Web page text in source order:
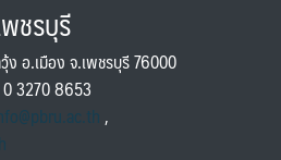
ชรบุรี
อ.เมือง จ.เพชรบุรี 76000
3270 8653
,